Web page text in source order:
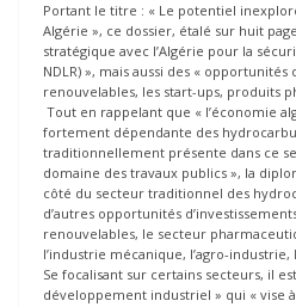
Portant le titre : « Le potentiel
Algérie », ce dossier, étalé sur huit
stratégique avec l’Algérie pour la
NDLR) », mais aussi des « opportunités
renouvelables, les start-ups, produits
Tout en rappelant que « l’économie
fortement dépendante des
traditionnellement présente dans ce
domaine des travaux publics », la
côté du secteur traditionnel des
d’autres opportunités
renouvelables, le secteur
l’industrie mécanique, l’agro-
Se focalisant sur certains secteurs, il
développement industriel » qui « vise